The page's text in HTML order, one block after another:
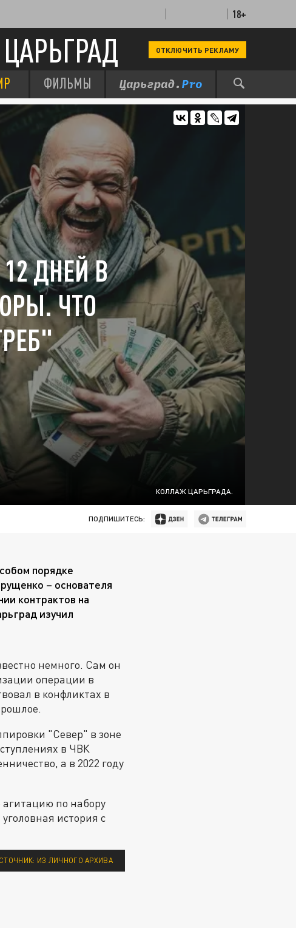
18+
ЦАРЬГРАД ОТКЛЮЧИТЬ РЕКЛАМУ
ФИЛЬМЫ
КОЛЛАЖ ЦАРЬГРАДА.
ДНЕЙ В
ЧТО
ПОДПИШИТЕСЬ:
порядке
– основателя
контрактов на
изучил
немного. Сам он
операции в
в конфликтах в
"Север" в зоне
в ЧВК
а в 2022 году
по набору
история с
ИЗ ЛИЧНОГО АРХИВА